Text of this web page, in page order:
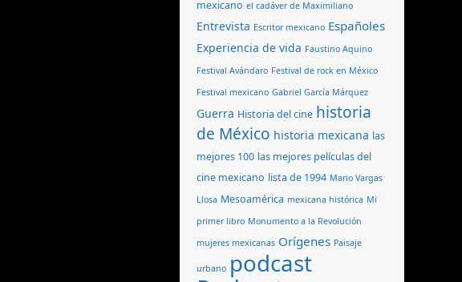
mexicano el cadáver de Maximiliano
Entrevista Escritor mexicano Españoles
Experiencia de vida Faustino Aquino
Festival Avándaro Festival de rock en México
Festival mexicano Gabriel García Márquez
Guerra Historia del cine historia
de México historia mexicana las
mejores 100 las mejores películas del
cine mexicano lista de 1994 Mario Vargas
Llosa Mesoamérica mexicana histórica Mi
primer libro Monumento a la Revolución
mujeres mexicanas Orígenes Paisaje
urbano podcast